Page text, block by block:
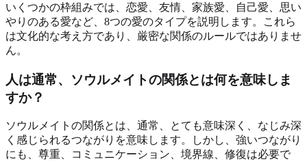
いくつかの枠組みでは、恋愛、友情、家族愛、自己愛、思い
やりのある愛など、8つの愛のタイプを説明します。これら
は文化的な考え方であり、厳密な関係のルールではありませ
ん。
人は通常、ソウルメイトの関係とは何を意味しま
すか？
ソウルメイトの関係とは、通常、とても意味深く、なじみ深
く感じられるつながりを意味します。しかし、強いつながり
にも、尊重、コミュニケーション、境界線、修復は必要で